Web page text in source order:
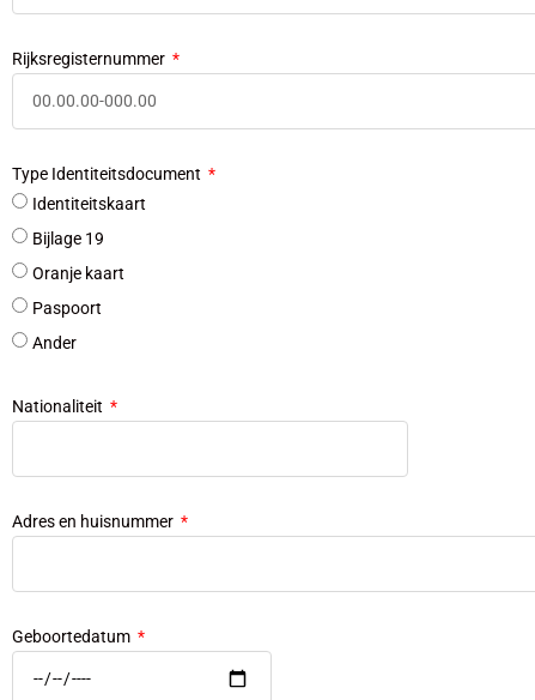
Rijksregisternummer
Type Identiteitsdocument
Identiteitskaart
Bijlage 19
Oranje kaart
Paspoort
Ander
Nationaliteit
Adres en huisnummer
Geboortedatum